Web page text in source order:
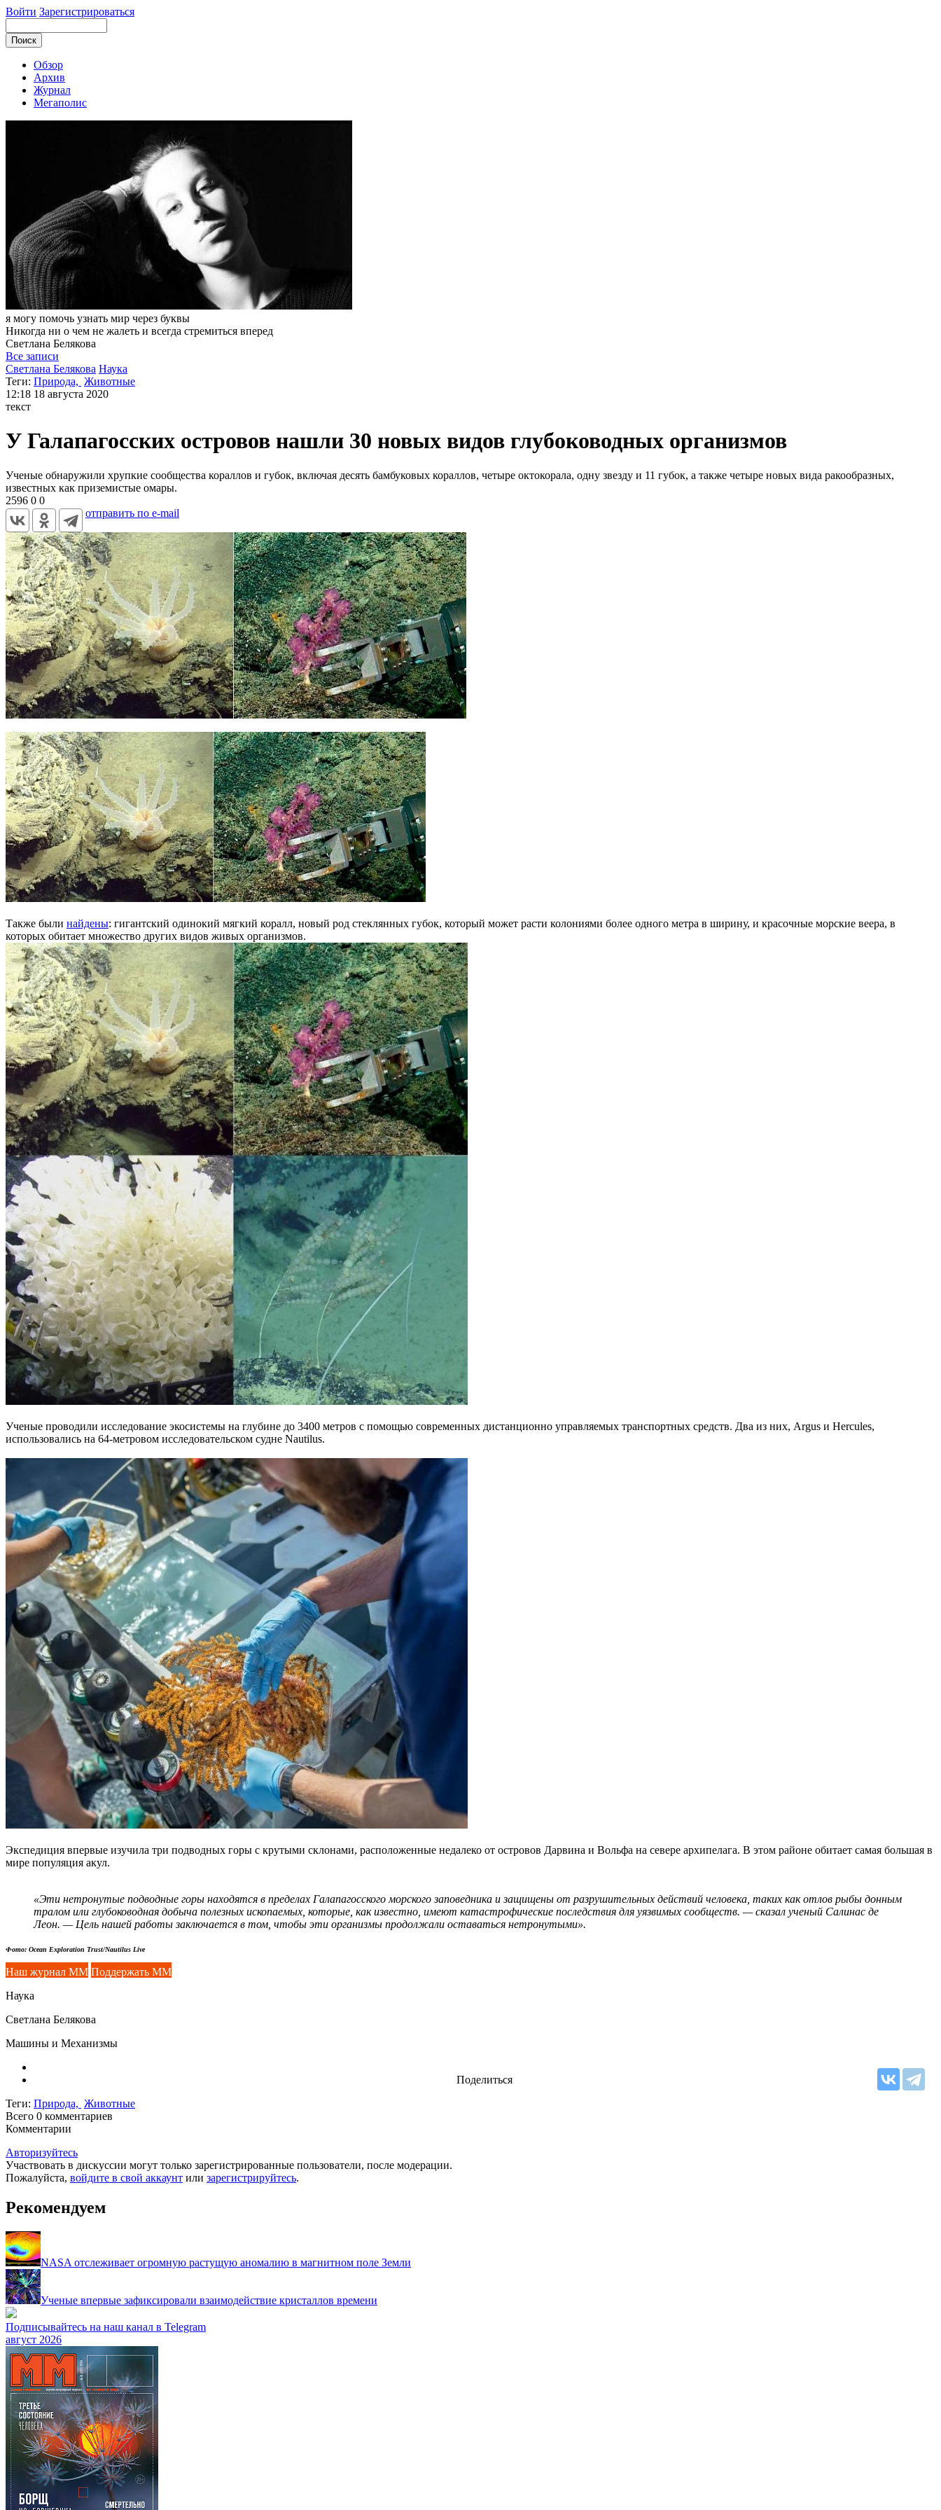
Войти Зарегистрироваться
Обзор
Архив
Журнал
Мегаполис
я могу помочь узнать мир через буквы
Никогда ни о чем не жалеть и всегда стремиться вперед
Светлана Белякова
Все записи
Светлана Белякова Наука
Теги: Природа, Животные
12:18 18 августа 2020
текст
У Галапагосских островов нашли 30 новых видов глубоководных организмов
Ученые обнаружили хрупкие сообщества кораллов и губок, включая десять бамбуковых кораллов, четыре октокорала, одну звезду и 11 губок, а также четыре новых вида ракообразных,
известных как приземистые омары.
2596 0 0
отправить по e-mail
Также были найдены: гигантский одинокий мягкий коралл, новый род стеклянных губок, который может расти колониями более одного метра в ширину, и красочные морские веера, в
которых обитает множество других видов живых организмов.
Ученые проводили исследование экосистемы на глубине до 3400 метров с помощью современных дистанционно управляемых транспортных средств. Два из них, Argus и Hercules,
использовались на 64-метровом исследовательском судне Nautilus.
Экспедиция впервые изучила три подводных горы с крутыми склонами, расположенные недалеко от островов Дарвина и Вольфа на севере архипелага. В этом районе обитает самая большая в
мире популяция акул.
«Эти нетронутые подводные горы находятся в пределах Галапагосского морского заповедника и защищены от разрушительных действий человека, таких как отлов рыбы донным
тралом или глубоководная добыча полезных ископаемых, которые, как известно, имеют катастрофические последствия для уязвимых сообществ. — сказал ученый Салинас де
Леон. — Цель нашей работы заключается в том, чтобы эти организмы продолжали оставаться нетронутыми».
Фото: Ocean Exploration Trust/Nautilus Live
Наш журнал ММ Поддержать ММ
Наука
Светлана Белякова
Машины и Механизмы
Поделиться
Теги: Природа, Животные
Всего 0 комментариев
Комментарии
Авторизуйтесь
Участвовать в дискуссии могут только зарегистрированные пользователи, после модерации.
Пожалуйста, войдите в свой аккаунт или зарегистрируйтесь.
Рекомендуем
NASA отслеживает огромную растущую аномалию в магнитном поле Земли
Ученые впервые зафиксировали взаимодействие кристаллов времени
Подписывайтесь на наш канал в Telegram
август 2026